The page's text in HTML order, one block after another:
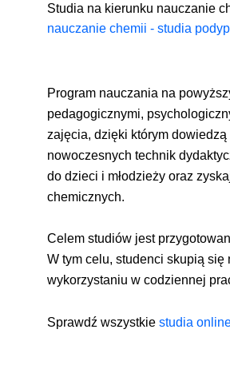
Studia na kierunku nauczanie
nauczanie chemii - studia
Program nauczania na
pedagogicznymi,
zajęcia, dzięki którym
nowoczesnych technik
do dzieci i młodzieży oraz
chemicznych.
Celem studiów jest
W tym celu, studenci skupią
wykorzystaniu w codziennej
Sprawdź wszystkie studia